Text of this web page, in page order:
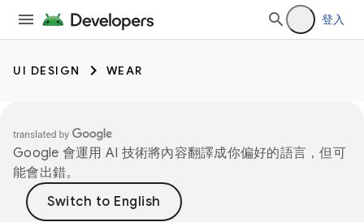
登入
UI DESIGN WEAR
Google 會運用 AI 技術將內容翻譯成你偏好的語言，但可
能會出錯。